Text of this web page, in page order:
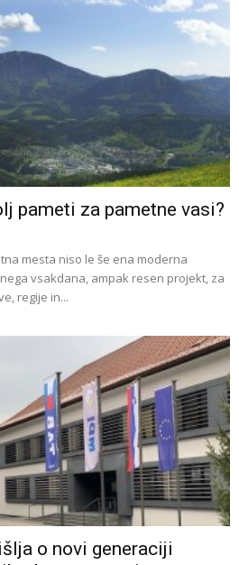
pameti za pametne vasi?
mesta niso le še ena moderna
vsakdana, ampak resen projekt, za
regije in...
o novi generaciji